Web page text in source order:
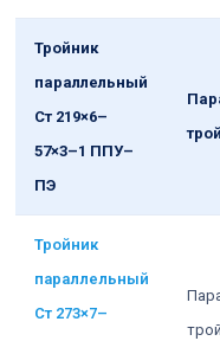
Тройник
параллельный
Ст 219×6–
57×3–1 ППУ–
ПЭ
Тройник
параллельный
Ст 273×7–